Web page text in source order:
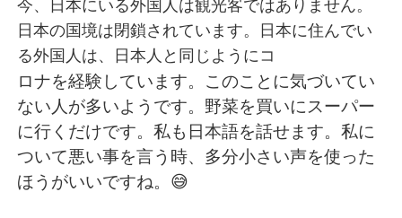
Italiano
English 简体中文
繁體中文 Español
今、日本にいる外国人は観光客ではありません。
日本の国境は閉鎖されています。日本に住んでい
る外国人は、日本人と同じようにコ
ロナを経験しています。このことに気づいてい
ない人が多いようです。野菜を買いにスーパー
に行くだけです。私も日本語を話せます。私に
ついて悪い事を言う時、多分小さい声を使った
ほうがいいですね。😅